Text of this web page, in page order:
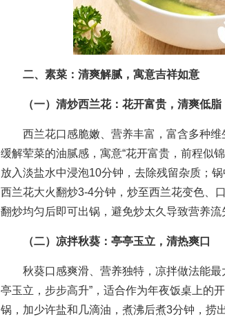
二、素菜：清爽解腻，寓意吉祥如意
（一）清炒西兰花：花开富贵，清爽低脂
西兰花口感脆嫩、营养丰富，富含多种维
缓解荤菜的油腻感，寓意“花开富贵，前程似
放入淡盐水中浸泡10分钟，去除残留杂质；
西兰花大火翻炒3-4分钟，炒至西兰花变色、
翻炒均匀后即可出锅，避免炒太久导致营养流
（二）凉拌秋葵：亭亭玉立，清热爽口
秋葵口感爽滑、营养独特，凉拌做法能最
亭玉立，步步高升”，适合作为年夜饭桌上的
锅，加少许盐和几滴油，煮沸后煮3分钟，捞